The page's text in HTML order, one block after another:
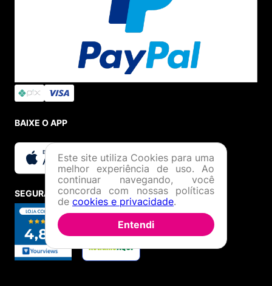
BAIXE O APP
SEGURANÇA E CREDIBILIDADE
Este site utiliza Cookies para uma
melhor experiência de uso. Ao
continuar navegando, você
concorda com nossas políticas
de cookies e privacidade.
Entendi